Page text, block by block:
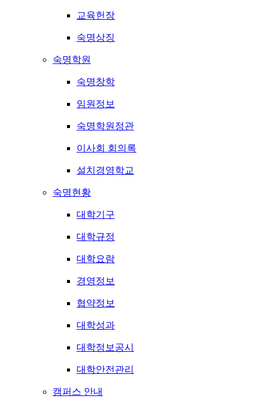
교육헌장
숙명상징
숙명학원
숙명창학
임원정보
숙명학원정관
이사회 회의록
설치경영학교
숙명현황
대학기구
대학규정
대학요람
경영정보
협약정보
대학성과
대학정보공시
대학안전관리
캠퍼스 안내